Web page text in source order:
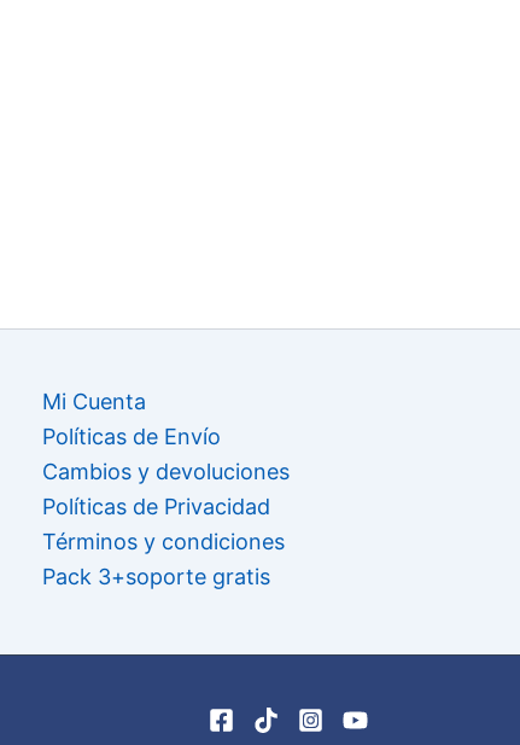
Mi Cuenta
Políticas de Envío
Cambios y devoluciones
Políticas de Privacidad
Términos y condiciones
Pack 3+soporte gratis